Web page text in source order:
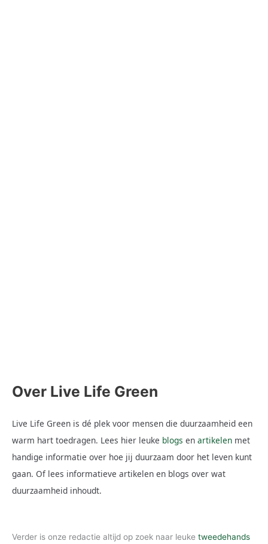
Over Live Life Green
Live Life Green is dé plek voor mensen die duurzaamheid een
warm hart toedragen. Lees hier leuke blogs en artikelen met
handige informatie over hoe jij duurzaam door het leven kunt
gaan. Of lees informatieve artikelen en blogs over wat
duurzaamheid inhoudt.
Verder is onze redactie altijd op zoek naar leuke tweedehands